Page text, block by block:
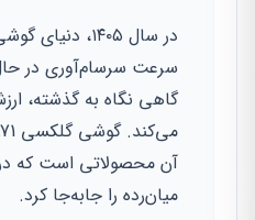
در سال ۱۴۰۵،
سرعت سرسام‌آوری در
گاهی نگاه به گذشته،
آن محصولاتی است که
میان‌رده را جابه‌جا کرد.